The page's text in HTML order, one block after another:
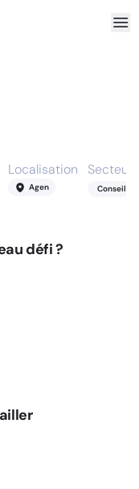
Localisation
Agen
Secteur
Conseil
défi ?